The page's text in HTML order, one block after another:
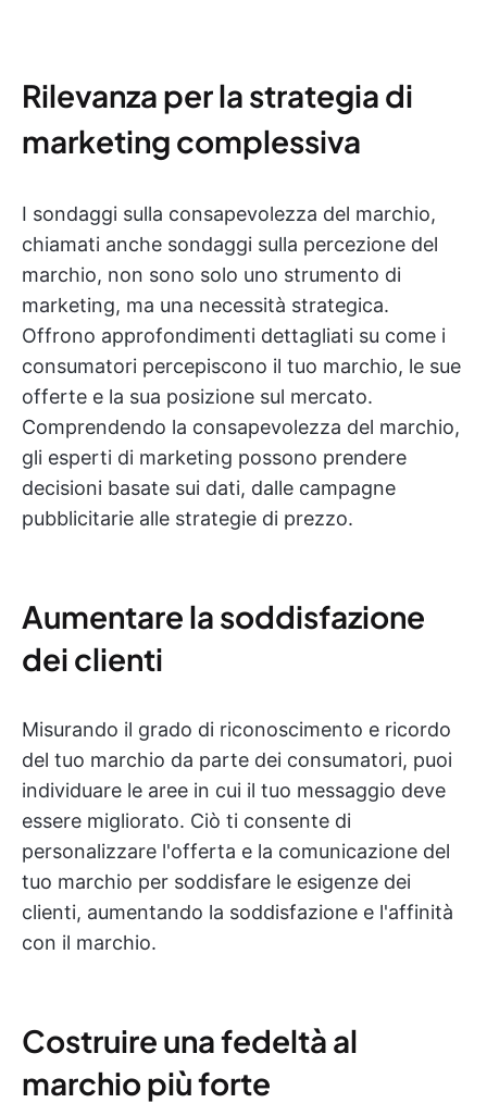
Rilevanza per la strategia di
marketing complessiva
I sondaggi sulla consapevolezza del marchio,
chiamati anche sondaggi sulla percezione del
marchio, non sono solo uno strumento di
marketing, ma una necessità strategica.
Offrono approfondimenti dettagliati su come i
consumatori percepiscono il tuo marchio, le sue
offerte e la sua posizione sul mercato.
Comprendendo la consapevolezza del marchio,
gli esperti di marketing possono prendere
decisioni basate sui dati, dalle campagne
pubblicitarie alle strategie di prezzo.
Aumentare la soddisfazione
dei clienti
Misurando il grado di riconoscimento e ricordo
del tuo marchio da parte dei consumatori, puoi
individuare le aree in cui il tuo messaggio deve
essere migliorato. Ciò ti consente di
personalizzare l'offerta e la comunicazione del
tuo marchio per soddisfare le esigenze dei
clienti, aumentando la soddisfazione e l'affinità
con il marchio.
Costruire una fedeltà al
marchio più forte